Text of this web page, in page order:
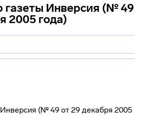
Инверсия (№ 49
2005 года)
(№ 49 от 29 декабря 2005